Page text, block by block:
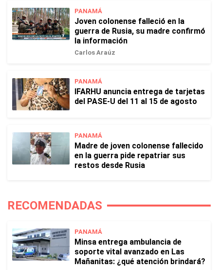
PANAMÁ
Joven colonense falleció en la
guerra de Rusia, su madre confirmó
la información
Carlos Araúz
PANAMÁ
IFARHU anuncia entrega de tarjetas
del PASE-U del 11 al 15 de agosto
PANAMÁ
Madre de joven colonense fallecido
en la guerra pide repatriar sus
restos desde Rusia
RECOMENDADAS
PANAMÁ
Minsa entrega ambulancia de
soporte vital avanzado en Las
Mañanitas: ¿qué atención brindará?